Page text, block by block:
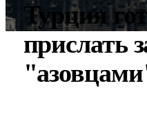
Турция
прислать